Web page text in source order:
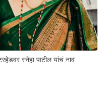
स्नेहा पाटील यांचं नाव